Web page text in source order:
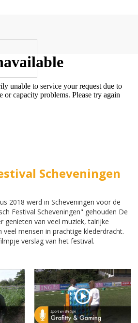
Scheveningen
2018 werd in Scheveningen voor de
Festival Scheveningen" gehouden De
genieten van veel muziek, talrijke
mensen in prachtige klederdracht.
verslag van het festival.